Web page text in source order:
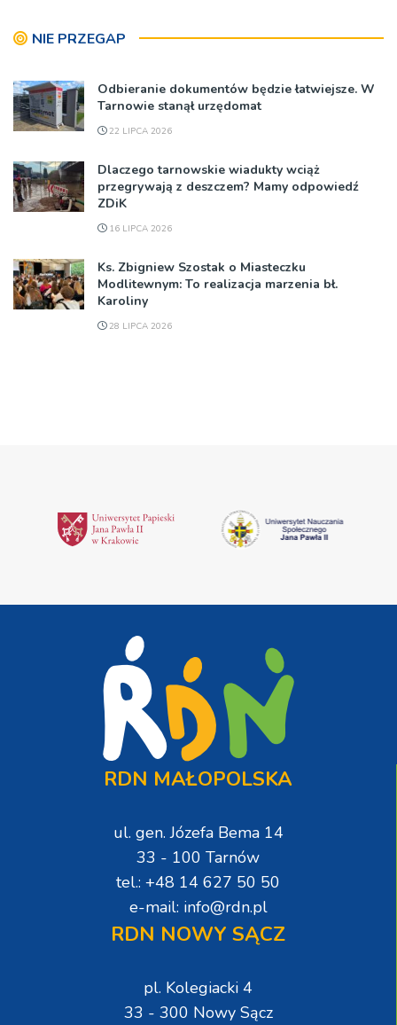
NIE PRZEGAP
Odbieranie dokumentów będzie łatwiejsze. W
Tarnowie stanął urzędomat
22 LIPCA 2026
Dlaczego tarnowskie wiadukty wciąż
przegrywają z deszczem? Mamy odpowiedź
ZDiK
16 LIPCA 2026
Ks. Zbigniew Szostak o Miasteczku
Modlitewnym: To realizacja marzenia bł.
Karoliny
28 LIPCA 2026
RDN MAŁOPOLSKA
ul. gen. Józefa Bema 14
33 - 100 Tarnów
tel.: +48 14 627 50 50
e-mail: info@rdn.pl
RDN NOWY SĄCZ
pl. Kolegiacki 4
33 - 300 Nowy Sącz